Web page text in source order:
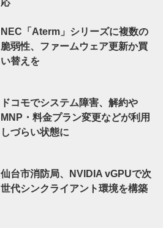
NEC「Aterm」シリーズに複数の
脆弱性、ファームウェア更新か買
い替えを
ドコモでシステム障害、解約や
MNP・料金プラン変更などが利用
しづらい状態に
仙台市消防局、NVIDIA vGPUで次
世代シンクライアント環境を構築